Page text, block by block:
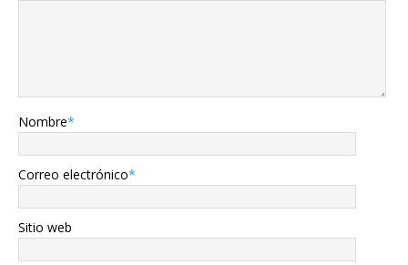
Nombre*
Correo electrónico*
Sitio web